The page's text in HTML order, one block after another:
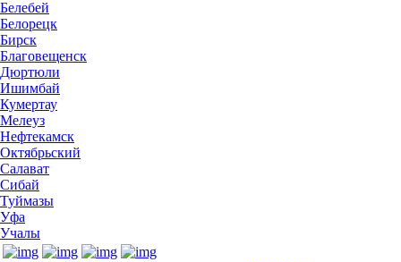
Белебей
Белорецк
Бирск
Благовещенск
Дюртюли
Ишимбай
Кумертау
Мелеуз
Нефтекамск
Октябрьский
Салават
Сибай
Туймазы
Уфа
Учалы